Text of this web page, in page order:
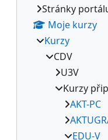
Stránky
Moje kurzy
Kurzy
CDV
U3V
Kurzy
AKT-PC
EDU-V